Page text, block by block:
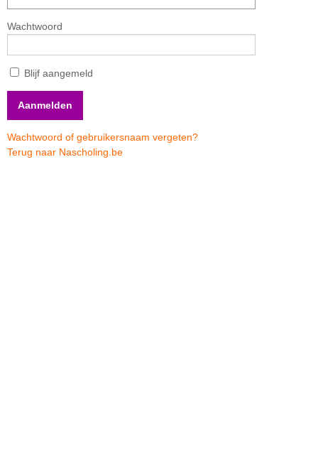
Wachtwoord
Blijf aangemeld
Wachtwoord of gebruikersnaam vergeten?
Terug naar Nascholing.be